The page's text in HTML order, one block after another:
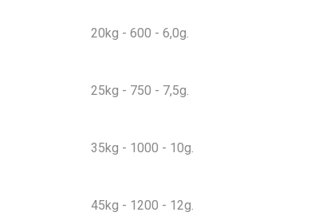
20kg - 600 - 6,0g.
25kg - 750 - 7,5g.
35kg - 1000 - 10g.
45kg - 1200 - 12g.